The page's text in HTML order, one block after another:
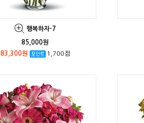
행복하자-7
85,000원
83,300원
1,700점